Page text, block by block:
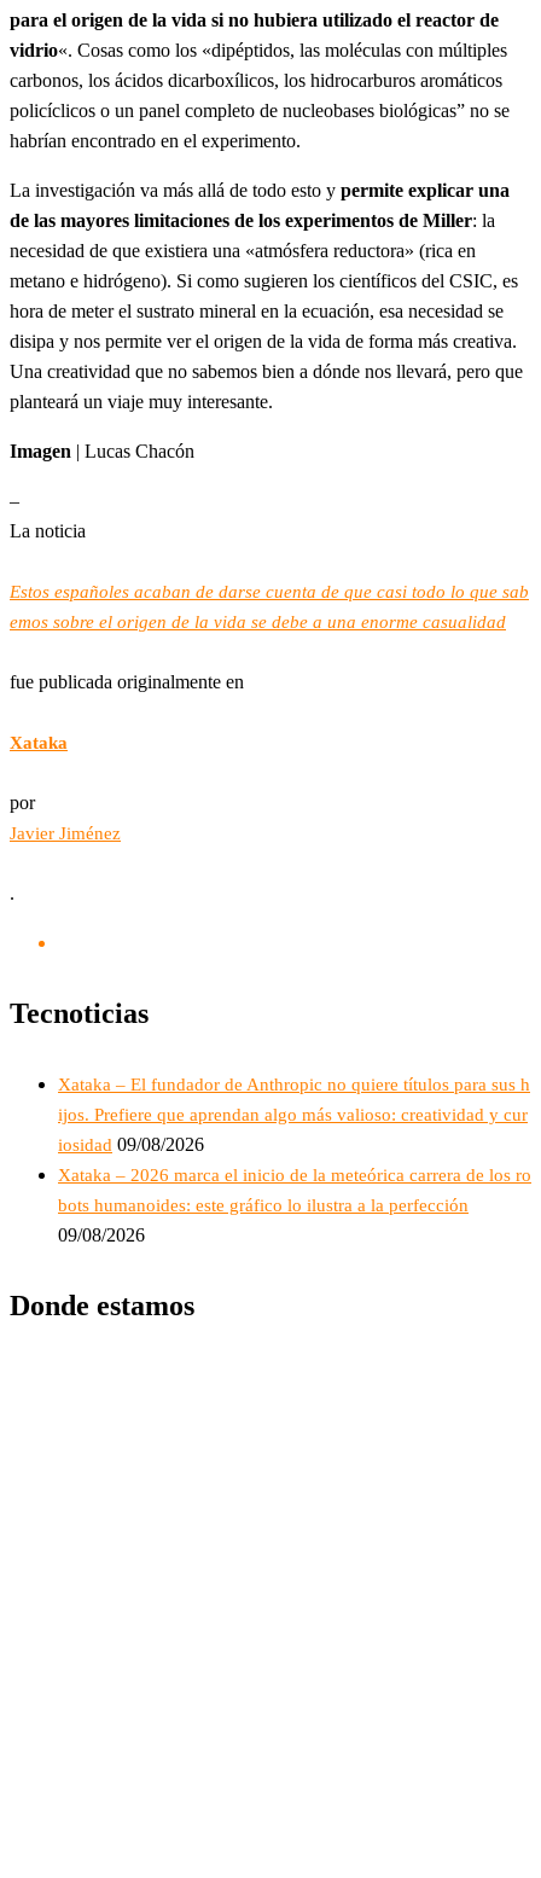
para el origen de la vida si no hubiera utilizado el reactor de
vidrio«. Cosas como los «dipéptidos, las moléculas con múltiples
carbonos, los ácidos dicarboxílicos, los hidrocarburos aromáticos
policíclicos o un panel completo de nucleobases biológicas” no se
habrían encontrado en el experimento.
La investigación va más allá de todo esto y permite explicar una
de las mayores limitaciones de los experimentos de Miller: la
necesidad de que existiera una «atmósfera reductora» (rica en
metano e hidrógeno). Si como sugieren los científicos del CSIC, es
hora de meter el sustrato mineral en la ecuación, esa necesidad se
disipa y nos permite ver el origen de la vida de forma más creativa.
Una creatividad que no sabemos bien a dónde nos llevará, pero que
planteará un viaje muy interesante.
Imagen | Lucas Chacón
–
La noticia
Estos españoles acaban de darse cuenta de que casi todo lo que sab
emos sobre el origen de la vida se debe a una enorme casualidad
fue publicada originalmente en
Xataka
por
Javier Jiménez
.
Tecnoticias
Xataka – El fundador de Anthropic no quiere títulos para sus h
ijos. Prefiere que aprendan algo más valioso: creatividad y cur
iosidad 09/08/2026
Xataka – 2026 marca el inicio de la meteórica carrera de los ro
bots humanoides: este gráfico lo ilustra a la perfección
09/08/2026
Donde estamos